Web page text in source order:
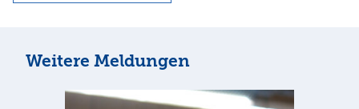
Weitere Meldungen